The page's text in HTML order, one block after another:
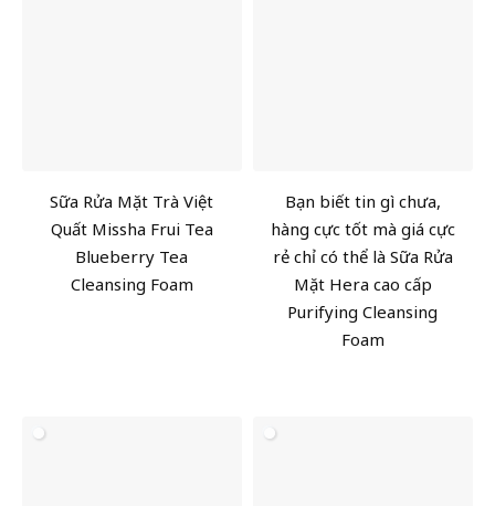
Sữa Rửa Mặt Trà Việt
Quất Missha Frui Tea
Blueberry Tea
Cleansing Foam
Bạn biết tin gì chưa,
hàng cực tốt mà giá cực
rẻ chỉ có thể là Sữa Rửa
Mặt Hera cao cấp
Purifying Cleansing
Foam